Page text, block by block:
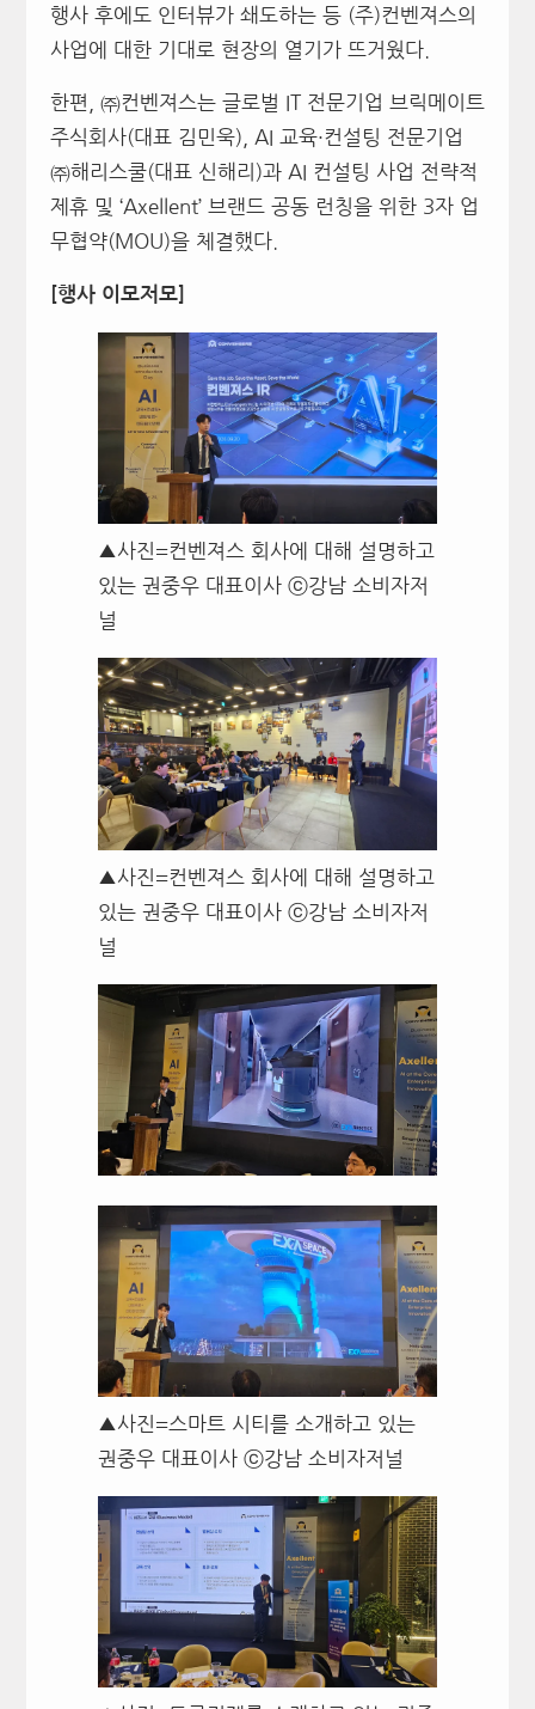
행사 후에도 인터뷰가 쇄도하는 등 (주)컨벤져스의
사업에 대한 기대로 현장의 열기가 뜨거웠다.
한편, ㈜컨벤져스는 글로벌 IT 전문기업 브릭메이트
주식회사(대표 김민욱), AI 교육·컨설팅 전문기업
㈜해리스쿨(대표 신해리)과 AI 컨설팅 사업 전략적
제휴 및 ‘Axellent’ 브랜드 공동 런칭을 위한 3자 업
무협약(MOU)을 체결했다.
[행사 이모저모]
▲사진=컨벤져스 회사에 대해 설명하고
있는 권중우 대표이사 ⓒ강남 소비자저
널
▲사진=컨벤져스 회사에 대해 설명하고
있는 권중우 대표이사 ⓒ강남 소비자저
널
▲사진=스마트 시티를 소개하고 있는
권중우 대표이사 ⓒ강남 소비자저널